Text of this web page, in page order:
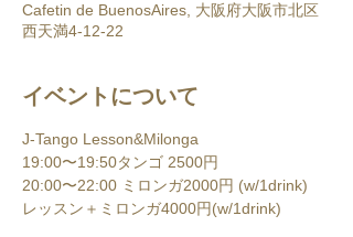
Cafetin de BuenosAires, 大阪府大阪市北区
西天満4-12-22
イベントについて
J-Tango Lesson&Milonga
19:00〜19:50タンゴ 2500円
20:00〜22:00 ミロンガ2000円 (w/1drink)
レッスン＋ミロンガ4000円(w/1drink)